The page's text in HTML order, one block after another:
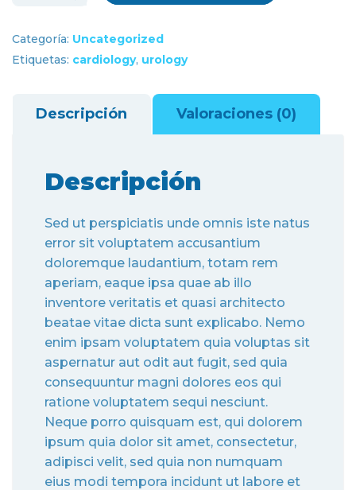
tabs
cantidad
Categoría: Uncategorized
Etiquetas: cardiology, urology
Descripción Valoraciones (0)
Descripción
Sed ut perspiciatis unde omnis iste natus
error sit voluptatem accusantium
doloremque laudantium, totam rem
aperiam, eaque ipsa quae ab illo
inventore veritatis et quasi architecto
beatae vitae dicta sunt explicabo. Nemo
enim ipsam voluptatem quia voluptas sit
aspernatur aut odit aut fugit, sed quia
consequuntur magni dolores eos qui
ratione voluptatem sequi nesciunt.
Neque porro quisquam est, qui dolorem
ipsum quia dolor sit amet, consectetur,
adipisci velit, sed quia non numquam
eius modi tempora incidunt ut labore et